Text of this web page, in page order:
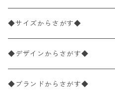
ペーパーナプキン2枚バラ売り
ペーパーナプキン1枚バラ売り
ペーパーナプキン20枚入りパッ
◆サイズからさがす◆
33×33cm（ランチサイズ）
バラ売り
25×25cm（カクテルサイズ）
◆デザインからさがす◆
花柄
◆ブランドからさがす◆